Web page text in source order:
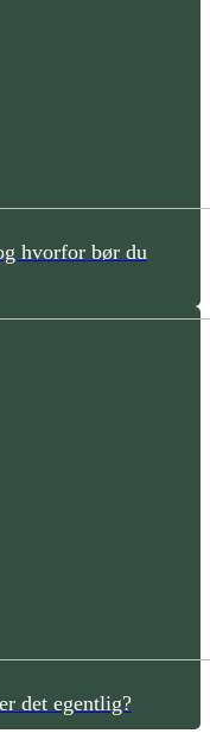
hvorfor bør du
det egentlig?